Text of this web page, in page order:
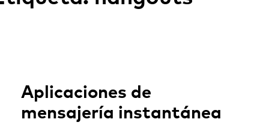
Aplicaciones de
mensajería instantánea